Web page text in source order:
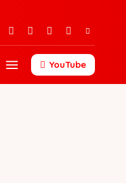
YouTube